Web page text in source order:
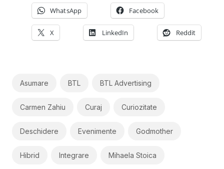
WhatsApp Facebook
X LinkedIn Reddit
Asumare BTL BTL Advertising
Carmen Zahiu Curaj Curiozitate
Deschidere Evenimente Godmother
Hibrid Integrare Mihaela Stoica